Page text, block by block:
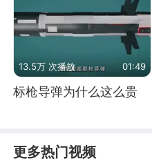
13.5万 次播放 01:49
标枪导弹为什么这么贵
更多热门视频